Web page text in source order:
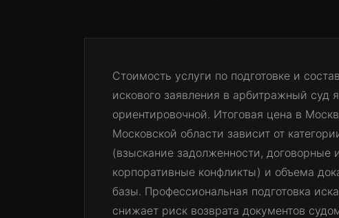
Стоимость услуги по подготовке и
искового заявления в арбитражный суд
ориентировочной. Итоговая цена в
Московской области зависит от
(взыскание задолженности, договорные
корпоративные конфликты) и объема
базы. Профессиональная подготовка
снижает риск возврата документов